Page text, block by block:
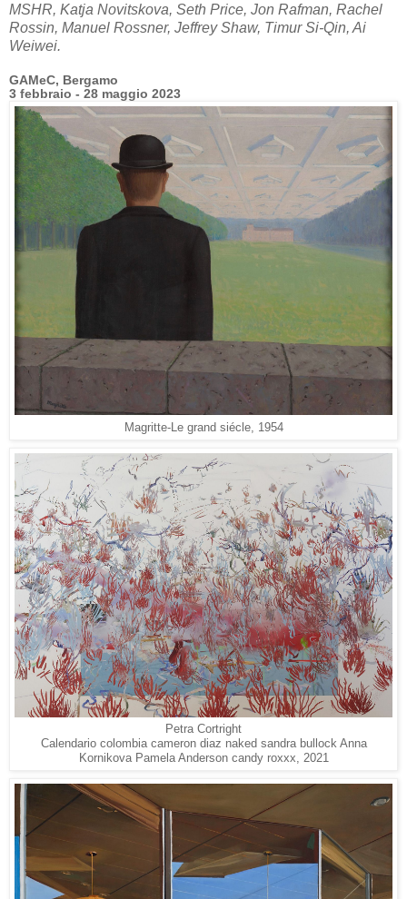
MSHR, Katja Novitskova, Seth Price, Jon Rafman, Rachel
Rossin, Manuel Rossner, Jeffrey Shaw, Timur Si-Qin, Ai
Weiwei.
GAMeC, Bergamo
3 febbraio - 28 maggio 2023
Magritte-Le grand siécle, 1954
Petra Cortright
Calendario colombia cameron diaz naked sandra bullock Anna
Kornikova Pamela Anderson candy roxxx, 2021